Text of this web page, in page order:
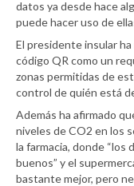
datos ya desde hace
puede hacer uso de
El presidente insular
código QR como un
zonas permitidas de
control de quién está
Además ha afirmado
niveles de CO2 en los
la farmacia, donde “los
buenos” y el
bastante mejor, pero